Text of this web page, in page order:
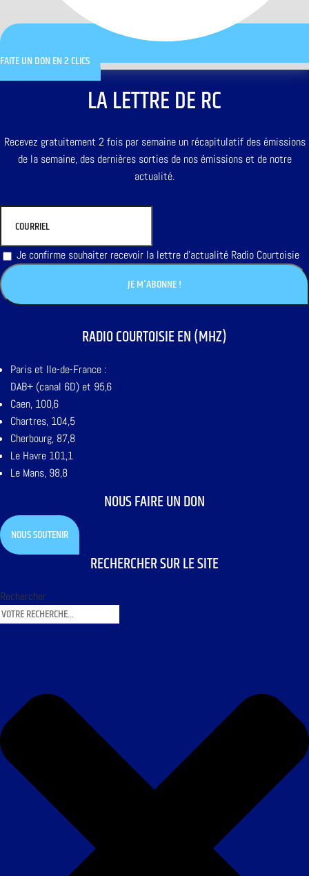
FAITE UN DON EN 2 CLICS
LA LETTRE DE RC
Recevez gratuitement 2 fois par semaine un récapitulatif des émissions
de la semaine, des dernières sorties de nos émissions et de notre
actualité.
Je confirme souhaiter recevoir la lettre d'actualité Radio Courtoisie
RADIO COURTOISIE EN (MHZ)
Paris et Ile-de-France :
DAB+ (canal 6D) et 95,6
Caen, 100,6
Chartres, 104,5
Cherbourg, 87,8
Le Havre 101,1
Le Mans, 98,8
NOUS FAIRE UN DON
NOUS SOUTENIR
RECHERCHER SUR LE SITE
Rechercher